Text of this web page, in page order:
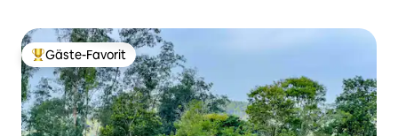
Beliebter Gäste-Favorit.
Gäste-Favorit